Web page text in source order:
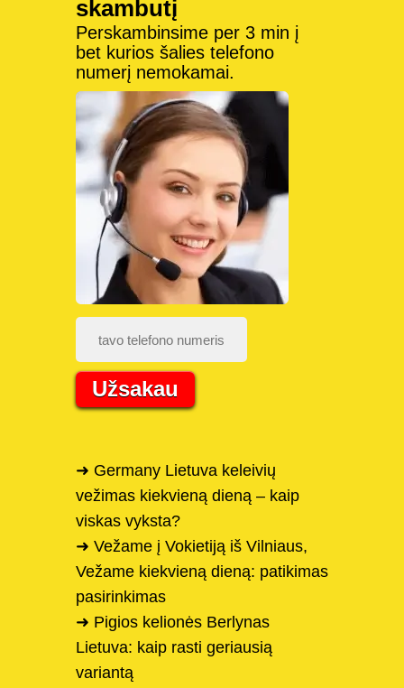
skambutį
Perskambinsime per 3 min į
bet kurios šalies telefono
numerį nemokamai.
Užsakau
➜ Germany Lietuva keleivių
vežimas kiekvieną dieną – kaip
viskas vyksta?
➜ Vežame į Vokietiją iš Vilniaus,
Vežame kiekvieną dieną: patikimas
pasirinkimas
➜ Pigios kelionės Berlynas
Lietuva: kaip rasti geriausią
variantą